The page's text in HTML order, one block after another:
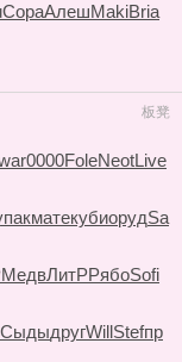
CopaАлешMakiBria
板凳
0000FoleNeotLive
матекубиорудSa
МедвЛитРРябоSofi
СыдыдругWillStefпр